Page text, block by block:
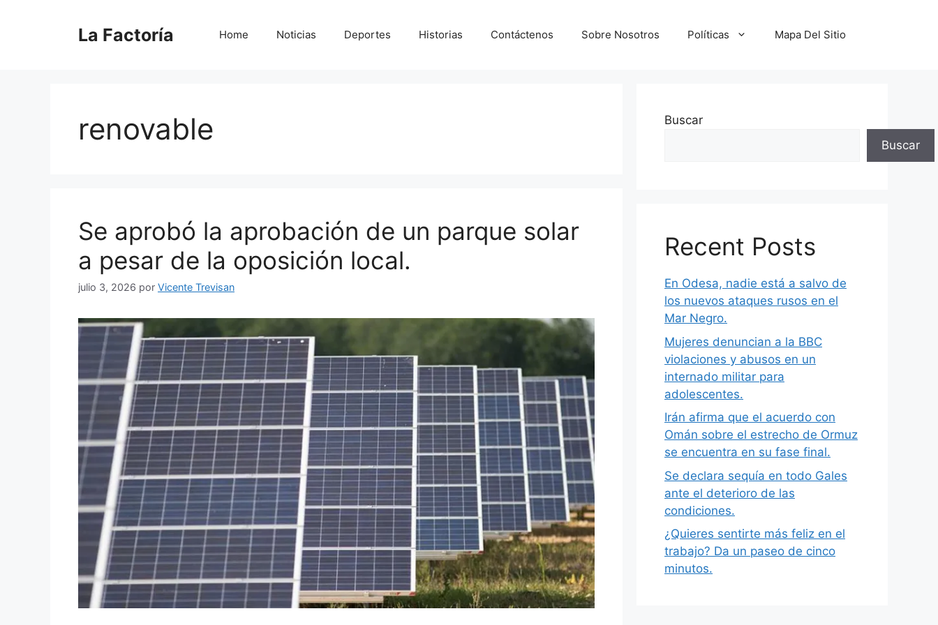
La Factoría Home Noticias Deportes Historias Contáctenos Sobre Nosotros Políticas Mapa Del Sitio
renovable
Se aprobó la aprobación de un parque solar
a pesar de la oposición local.
julio 3, 2026 por Vicente Trevisan
Buscar
Buscar
Recent Posts
En Odesa, nadie está a salvo de
los nuevos ataques rusos en el
Mar Negro.
Mujeres denuncian a la BBC
violaciones y abusos en un
internado militar para
adolescentes.
Irán afirma que el acuerdo con
Omán sobre el estrecho de Ormuz
se encuentra en su fase final.
Se declara sequía en todo Gales
ante el deterioro de las
condiciones.
¿Quieres sentirte más feliz en el
trabajo? Da un paseo de cinco
minutos.